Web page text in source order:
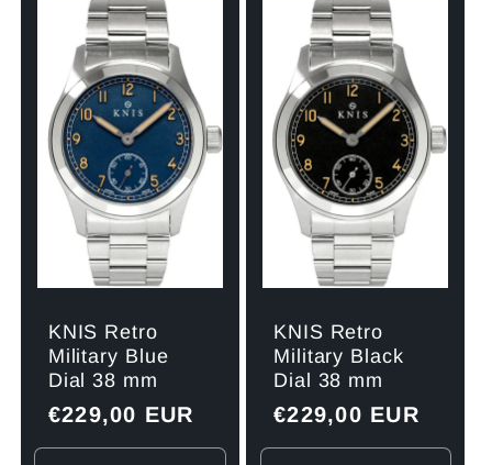
Default
Title
KNIS Retro
Military Blue
Dial 38 mm
Normaler
Preis
€229,00 EUR
KNIS Retro
Military Black
Dial 38 mm
Normaler
Preis
€229,00 EUR